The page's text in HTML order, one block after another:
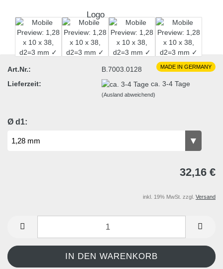
MADE IN GERMANY
Art.Nr.:
B.7003.0128
Lieferzeit:
ca. 3-4 Tage
(Ausland abweichend)
Ø d1:
32,16 €
inkl. 19% MwSt. zzgl. Versand